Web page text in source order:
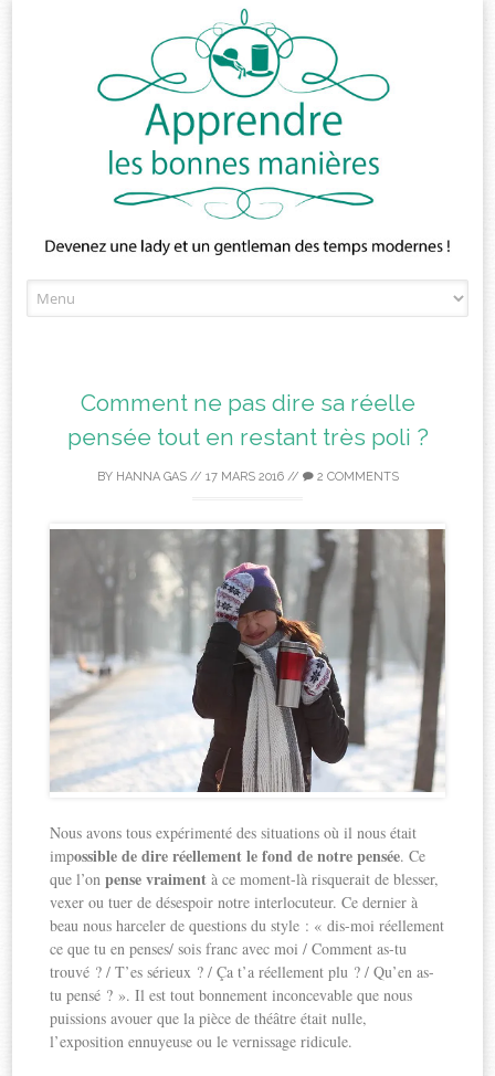
to
Comment ne pas dire sa réelle
pensée tout en restant très poli ?
BY HANNA GAS// 17 MARS 2016// 2 COMMENTS
Nous avons tous expérimenté des situations où il nous était
impossible de dire réellement le fond de notre pensée. Ce
que l’onpense vraiment à ce moment-là risquerait de blesser,
vexer ou tuer de désespoir notre interlocuteur. Ce dernier à
beau nous harceler de questions du style : « dis-moi réellement
ce que tu en penses/ sois franc avec moi / Comment as-tu
trouvé ? / T’es sérieux ? / Ça t’a réellement plu ? / Qu’en as-
tu pensé ? ». Il est tout bonnement inconcevable que nous
puissions avouer que la pièce de théâtre était nulle,
l’exposition ennuyeuse ou le vernissage ridicule.